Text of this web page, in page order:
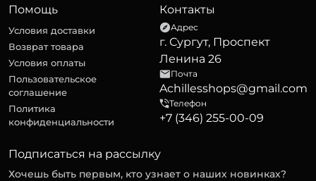
Помощь
Условия доставки
Возврат товара
Условия оплаты
Пользовательское
соглашение
Политика
конфиденциальности
Контакты
Адрес
г. Сургут, Проспект
Ленина 26
Почта
Achillesshops@gmail.com
Телефон
+7 (346) 255-00-09
Подписаться на рассылку
Хочешь быть первым, кто узнает о наших новинках?